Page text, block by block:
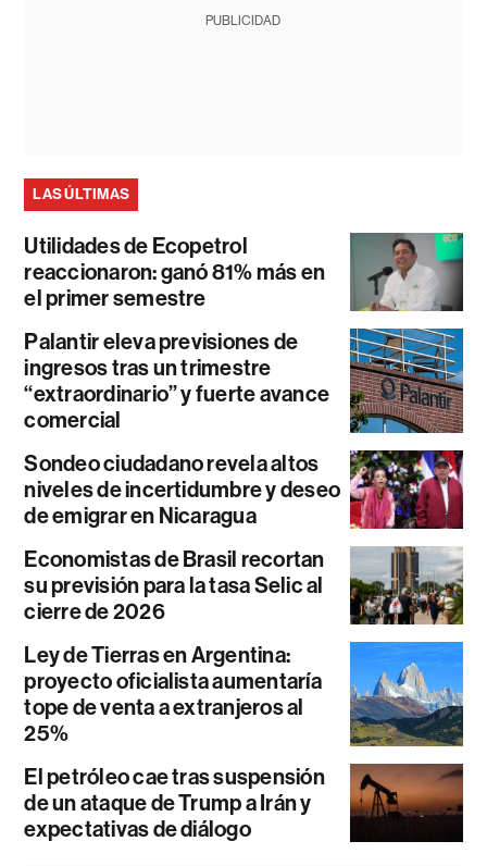
PUBLICIDAD
LAS ÚLTIMAS
Utilidades de Ecopetrol
reaccionaron: ganó 81% más en
el primer semestre
Palantir eleva previsiones de
ingresos tras un trimestre
“extraordinario” y fuerte avance
comercial
Sondeo ciudadano revela altos
niveles de incertidumbre y deseo
de emigrar en Nicaragua
Economistas de Brasil recortan
su previsión para la tasa Selic al
cierre de 2026
Ley de Tierras en Argentina:
proyecto oficialista aumentaría
tope de venta a extranjeros al
25%
El petróleo cae tras suspensión
de un ataque de Trump a Irán y
expectativas de diálogo